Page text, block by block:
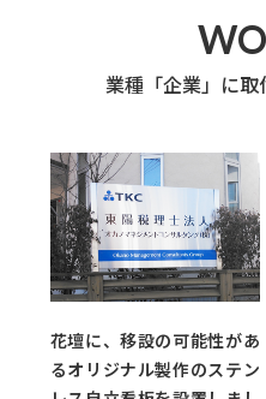
業種「企業」に
花壇に、移設の可能性があ
るオリジナル製作のステン